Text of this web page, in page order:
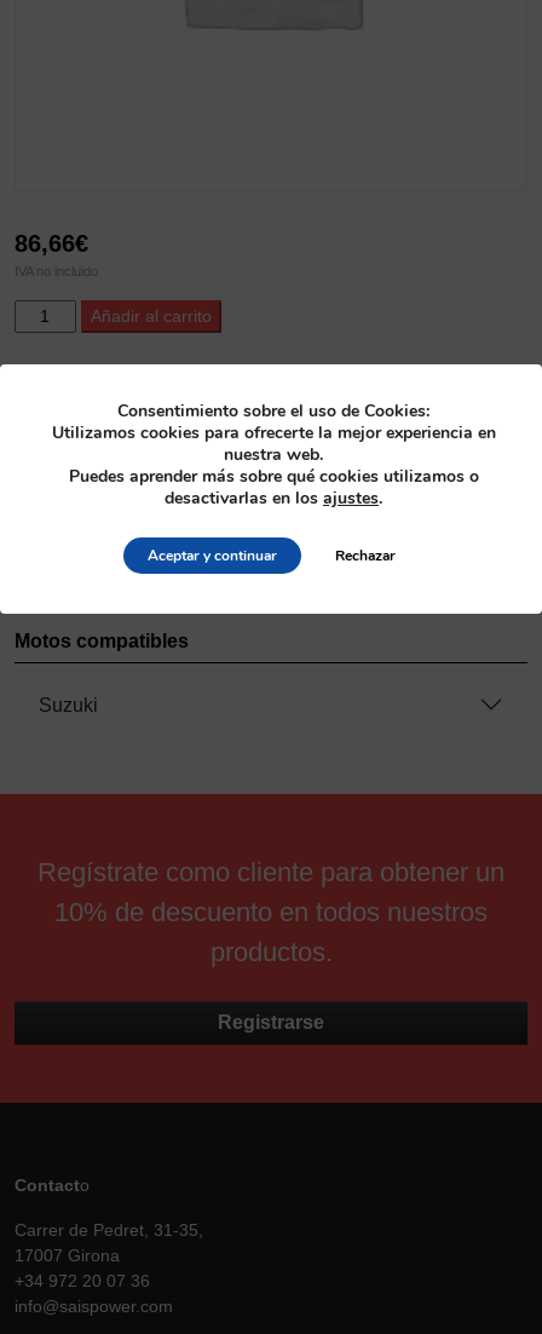
86,66€
IVA no incluido
ProX
Titanium
Exhaust
Añadir al carrito
Válvulas de titanio
Motos compatibles
Suzuki
Regístrate como cliente para obtener un
10% de descuento en todos nuestros
productos.
Registrarse
Contacto
Carrer de Pedret, 31-35,
17007 Girona
+34 972 20 07 36
info@saispower.com
Consentimiento sobre el uso de Cookies:
Utilizamos cookies para ofrecerte la mejor experiencia en
nuestra web.
Puedes aprender más sobre qué cookies utilizamos o
desactivarlas en los ajustes.
Aceptar y continuar Rechazar